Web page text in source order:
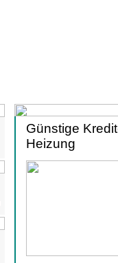
Günstige
Heizung